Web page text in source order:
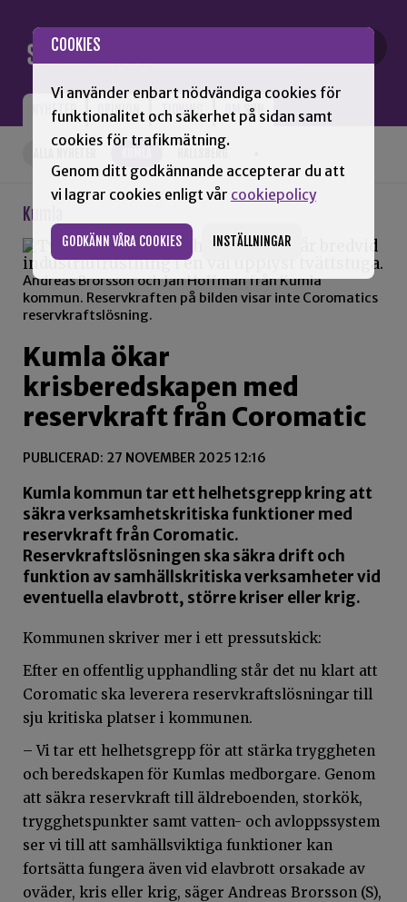
COOKIES
Vi använder enbart nödvändiga cookies för
funktionalitet och säkerhet på sidan samt
cookies för trafikmätning.
Genom ditt godkännande accepterar du att
vi lagrar cookies enligt vår cookiepolicy
GODKÄNN VÅRA COOKIES INSTÄLLNINGAR
NYHETER OPINION TIDNING OM SNN
HALLSBERG
Kumla
Andreas Brorsson och Jan Hoffman från Kumla
kommun. Reservkraften på bilden visar inte Coromatics
reservkraftslösning.
Kumla ökar
krisberedskapen med
reservkraft från Coromatic
PUBLICERAD: 27 NOVEMBER 2025 12:16
Kumla kommun tar ett helhetsgrepp kring att
säkra verksamhetskritiska funktioner med
reservkraft från Coromatic.
Reservkraftslösningen ska säkra drift och
funktion av samhällskritiska verksamheter vid
eventuella elavbrott, större kriser eller krig.
Kommunen skriver mer i ett pressutskick:
Efter en offentlig upphandling står det nu klart att
Coromatic ska leverera reservkraftslösningar till
sju kritiska platser i kommunen.
– Vi tar ett helhetsgrepp för att stärka tryggheten
och beredskapen för Kumlas medborgare. Genom
att säkra reservkraft till äldreboenden, storkök,
trygghetspunkter samt vatten- och avloppssystem
ser vi till att samhällsviktiga funktioner kan
fortsätta fungera även vid elavbrott orsakade av
oväder, kris eller krig, säger Andreas Brorsson (S),